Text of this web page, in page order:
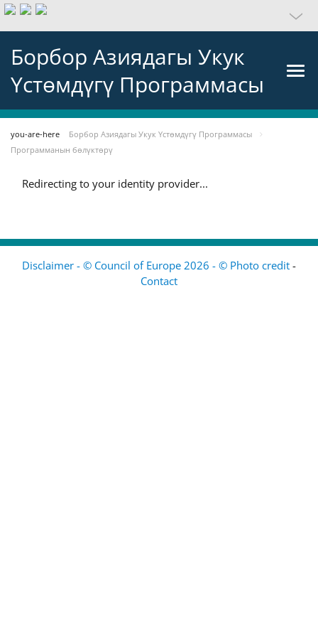
Борбор Азиядагы Укук
Үстөмдүгү Программасы
you-are-here
Борбор Азиядагы Укук Үстөмдүгү Программасы
Программанын бөлүктөрү
Redirecting to your identity provider...
Disclaimer - © Council of Europe 2026 - © Photo credit -
Contact